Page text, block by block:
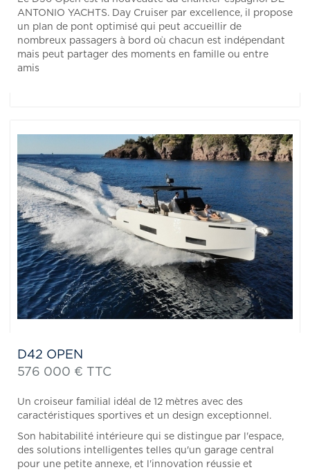
ANTONIO YACHTS. Day Cruiser par excellence, il propose
un plan de pont optimisé qui peut accueillir de
nombreux passagers à bord où chacun est indépendant
mais peut partager des moments en famille ou entre
amis
D42 OPEN
576 000 € TTC
Un croiseur familial idéal de 12 mètres avec des
caractéristiques sportives et un design exceptionnel.
Son habitabilité intérieure qui se distingue par l'espace,
des solutions intelligentes telles qu'un garage central
pour une petite annexe, et l'innovation réussie et